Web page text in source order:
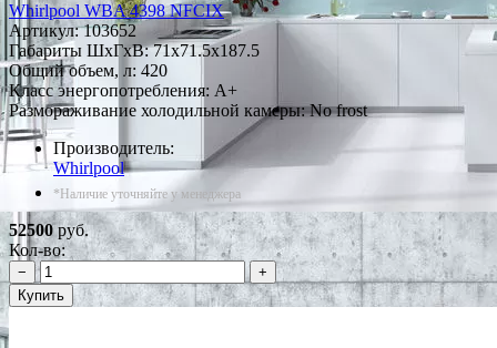
Whirlpool WBA 4398 NFCIX
Артикул:103652
Габариты ШxГxВ: 71x71.5x187.5
Общий объем, л: 420
Класс энергопотребления: A+
Размораживание холодильной камеры: No frost
Производитель:
Whirlpool
*Наличие уточняйте у менеджера
52500руб.
Кол-во:
−
+
Купить